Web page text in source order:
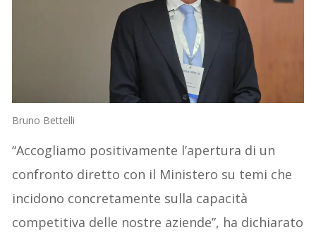
Bruno Bettelli
“Accogliamo positivamente l’apertura di un
confronto diretto con il Ministero su temi che
incidono concretamente sulla capacità
competitiva delle nostre aziende”, ha dichiarato